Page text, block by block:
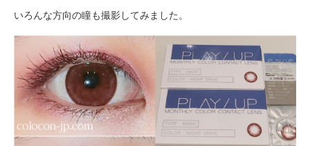
いろんな方向の瞳も撮影してみました。